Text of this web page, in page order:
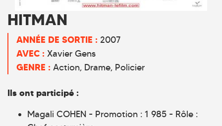
HITMAN
ANNÉE DE SORTIE : 2007
AVEC : Xavier Gens
GENRE : Action Drame Policier
Ils ont participé :
Magali COHEN - Promotion : 1 985 - Rôle :